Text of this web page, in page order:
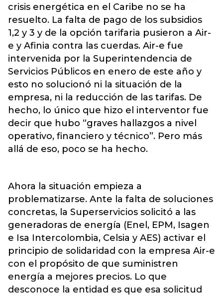
crisis energética en el Caribe no se ha
resuelto. La falta de pago de los subsidios
1,2 y 3 y de la opción tarifaria pusieron a Air-
e y Afinia contra las cuerdas. Air-e fue
intervenida por la Superintendencia de
Servicios Públicos en enero de este año y
esto no solucionó ni la situación de la
empresa, ni la reducción de las tarifas. De
hecho, lo único que hizo el interventor fue
decir que hubo “graves hallazgos a nivel
operativo, financiero y técnico”. Pero más
allá de eso, poco se ha hecho.
Ahora la situación empieza a
problematizarse. Ante la falta de soluciones
concretas, la Superservicios solicitó a las
generadoras de energía (Enel, EPM, Isagen
e Isa Intercolombia, Celsia y AES) activar el
principio de solidaridad con la empresa Air-e
con el propósito de que suministren
energía a mejores precios. Lo que
desconoce la entidad es que esa solicitud